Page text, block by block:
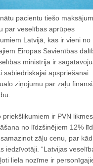
pacientu tiešo
par veselības aprūpes
Latvijā, kas ir vieni no
Eiropas Savienības
ministrija ir
sabiedriskajai apspriešanai
ziņojumu par zāļu
priekšlikumiem ir PVN likmes
no līdzšinējiem 12%
zāļu cenu, par
iedzīvotāji. “Latvijas
liela nozīme ir